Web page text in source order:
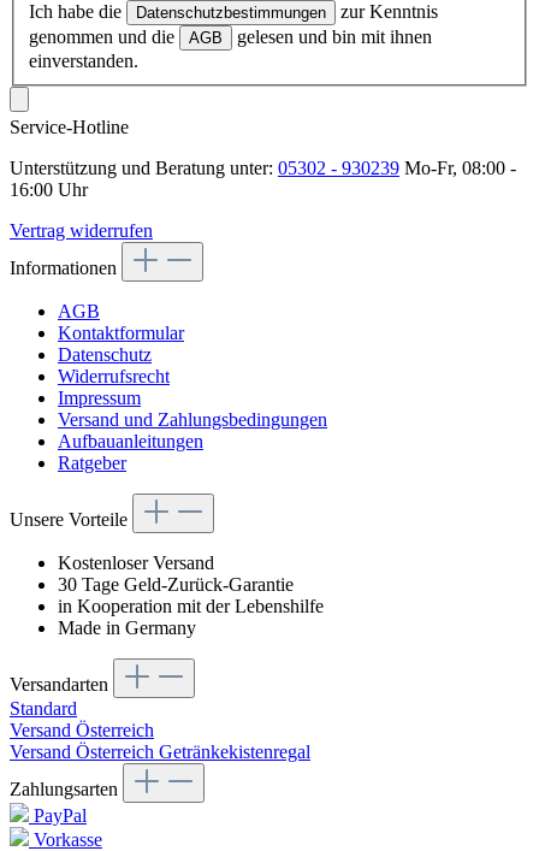
Ich habe die Datenschutzbestimmungen
zur Kenntnis
genommen und die
AGB
gelesen und bin mit ihnen
einverstanden.
Service-Hotline
Unterstützung und Beratung unter: 05302 - 930239 Mo-Fr, 08:00 -
16:00 Uhr
Vertrag widerrufen
Informationen
AGB
Kontaktformular
Datenschutz
Widerrufsrecht
Impressum
Versand und Zahlungsbedingungen
Aufbauanleitungen
Ratgeber
Unsere Vorteile
Kostenloser Versand
30 Tage Geld-Zurück-Garantie
in Kooperation mit der Lebenshilfe
Made in Germany
Versandarten
Standard
Versand Österreich
Versand Österreich Getränkekistenregal
Zahlungsarten
PayPal
Vorkasse